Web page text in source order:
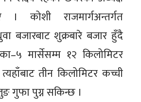
कोशी राजमार्गअन्तर्गत
बजारबाट शुक्रबारे बजार हुँदै
मार्सेसम्म १२ किलोमिटर
तीन किलोमिटर कच्ची
गुफा पुग्न सकिन्छ ।